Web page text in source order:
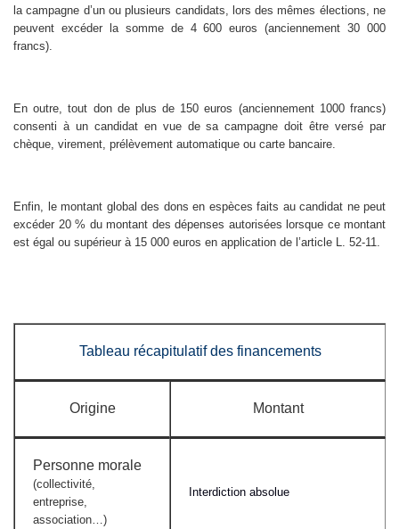
la campagne d’un ou plusieurs candidats, lors des mêmes élections, ne
peuvent excéder la somme de 4 600 euros (anciennement 30 000
francs).
En outre, tout don de plus de 150 euros (anciennement 1000 francs)
consenti à un candidat en vue de sa campagne doit être versé par
chèque, virement, prélèvement automatique ou carte bancaire.
Enfin, le montant global des dons en espèces faits au candidat ne peut
excéder 20 % du montant des dépenses autorisées lorsque ce montant
est égal ou supérieur à 15 000 euros en application de l’article L. 52-11.
Tableau récapitulatif des financements
Origine Montant
Personne morale
(collectivité,
entreprise,
association…)
Interdiction absolue